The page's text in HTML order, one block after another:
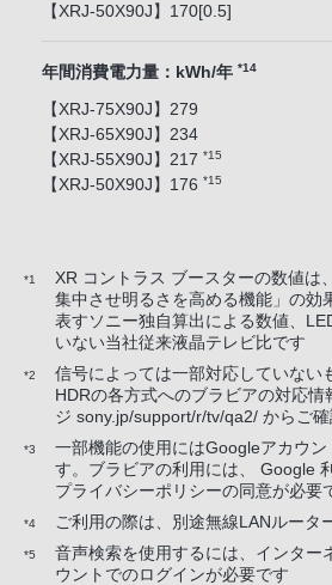
【XRJ-50X90J】170[0.5]
年間消費電力量：kWh/年 *14
【XRJ-75X90J】279
【XRJ-65X90J】234
【XRJ-55X90J】217 *15
【XRJ-50X90J】176 *15
*1
XR コントラス ブースターの数値は
集中させ明るさを高める機能」の効
表すソニー独自算出による数値、
いない当社従来液晶テレビ比です
*2
信号によっては一部対応していない
HDRの各方式へのブラビアの対応情
ジ sony.jp/support/r/tv/qa2/ からご
*3
一部機能の使用にはGoogleアカウ
す。ブラビアの利用には、 Google
プライバシーポリシーの同意が必要
*4 ご利用の際は、別途無線LANルータ
*5
音声検索を使用するには、インター
ウントでのログインが必要です